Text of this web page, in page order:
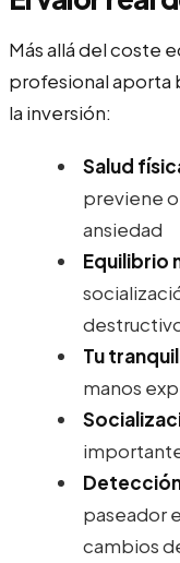
Más allá del coste
profesional aporta
la inversión:
Salud
previene
ansiedad
Equilibrio
Tu
manos
paseador
cambios